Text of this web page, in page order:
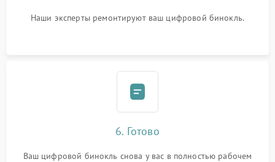
Наши эксперты ремонтируют ваш цифровой бинокль.
6. Готово
Ваш цифровой бинокль снова у вас в полностью рабочем